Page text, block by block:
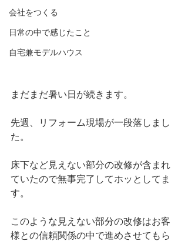
会社をつくる
日常の中で感じたこと
自宅兼モデルハウス
まだまだ暑い日が続きます。
先週、リフォーム現場が一段落しまし
た。
床下など見えない部分の改修が含まれ
ていたので無事完了してホッとしてま
す。
このような見えない部分の改修はお客
様との信頼関係の中で進めさせてもら